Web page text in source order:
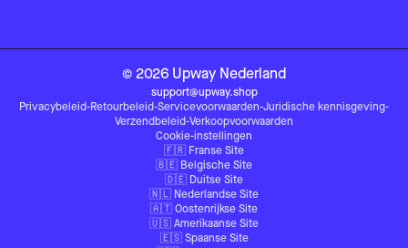
© 2026 Upway Nederland
support@upway.shop
Privacybeleid-Retourbeleid-Servicevoorwaarden-Juridische kennisgeving-
Verzendbeleid-Verkoopvoorwaarden
Cookie-instellingen
🇫🇷 Franse Site
🇧🇪 Belgische Site
🇩🇪 Duitse Site
🇳🇱 Nederlandse Site
🇦🇹 Oostenrijkse Site
🇺🇸 Amerikaanse Site
🇪🇸 Spaanse Site